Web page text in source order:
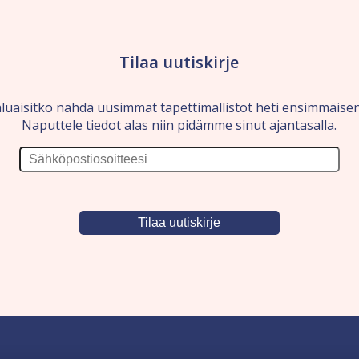
Tilaa uutiskirje
nähdä uusimmat tapettimallistot heti
Naputtele tiedot alas niin pidämme sinut ajantasalla.